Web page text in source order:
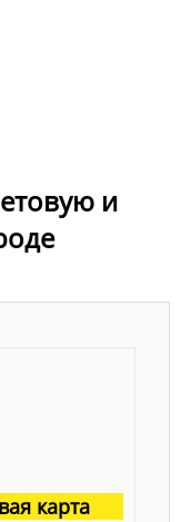
и
карта